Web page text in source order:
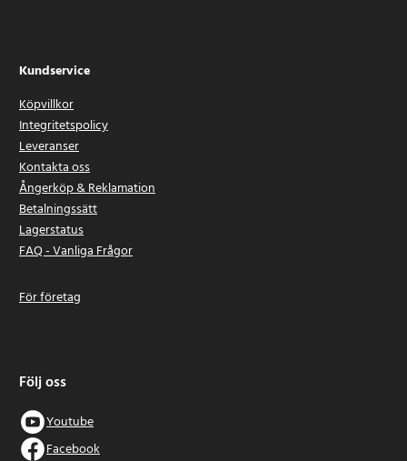
Kundservice
Köpvillkor
Integritetspolicy
Leveranser
Kontakta oss
Ångerköp & Reklamation
Betalningssätt
Lagerstatus
FAQ - Vanliga Frågor
För företag
Följ oss
Youtube
Facebook